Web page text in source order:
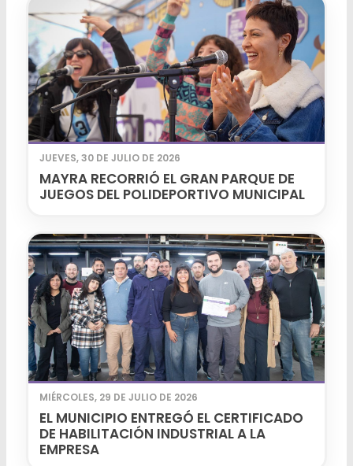
JUEVES, 30 DE JULIO DE 2026
MAYRA RECORRIÓ EL GRAN PARQUE DE
JUEGOS DEL POLIDEPORTIVO MUNICIPAL
MIÉRCOLES, 29 DE JULIO DE 2026
EL MUNICIPIO ENTREGÓ EL CERTIFICADO
DE HABILITACIÓN INDUSTRIAL A LA
EMPRESA